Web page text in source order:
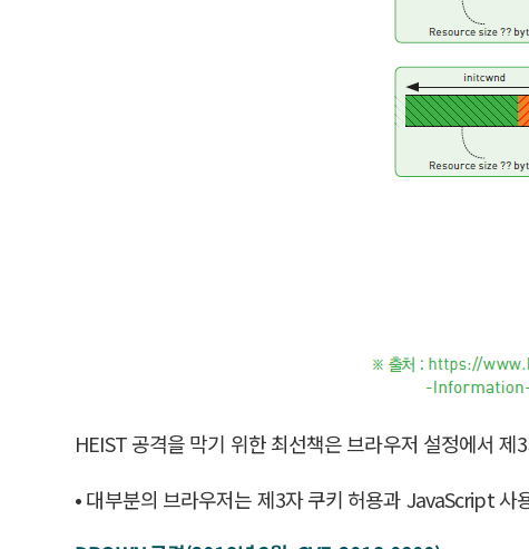
HEIST 공격을 막기 위한 최선책은 브라우저 설정에서
• 대부분의 브라우저는 제3자 쿠키 허용과 JavaScript